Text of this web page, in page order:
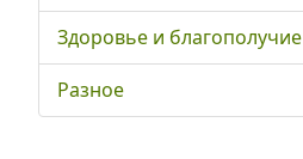
Здоровье и благополучие
Разное